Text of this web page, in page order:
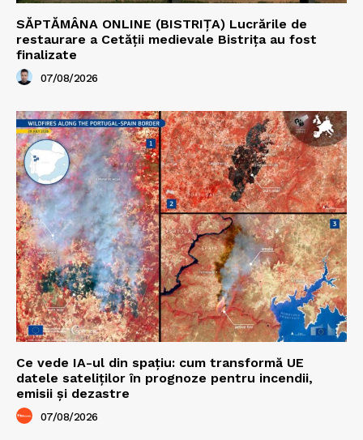
SĂPTĂMÂNA ONLINE (BISTRIȚA) Lucrările de
restaurare a Cetăţii medievale Bistriţa au fost
finalizate
07/08/2026
Ce vede IA-ul din spațiu: cum transformă UE
datele sateliților în prognoze pentru incendii,
emisii și dezastre
07/08/2026